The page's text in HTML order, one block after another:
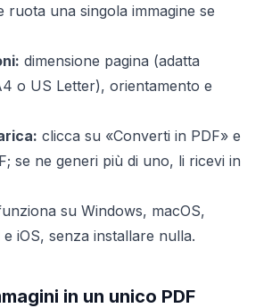
ruota una singola immagine se
dimensione pagina (adatta
o US Letter), orientamento e
clicca su «Converti in PDF» e
se ne generi più di uno, li ricevi in
su Windows, macOS,
iOS, senza installare nulla.
in un unico PDF